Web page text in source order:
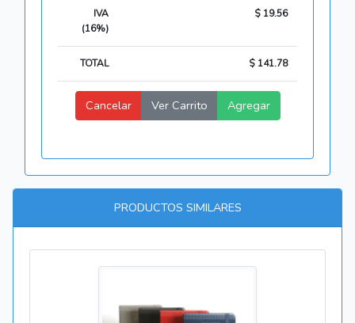
IVA
(16%)
$ 19.56
TOTAL $ 141.78
Cancelar Ver Carrito Agregar
PRODUCTOS SIMILARES